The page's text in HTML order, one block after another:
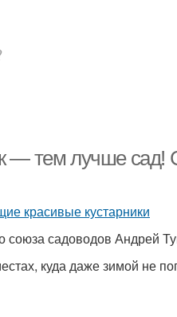
— тем лучше сад!
союза садоводов Андрей
куда даже зимой не